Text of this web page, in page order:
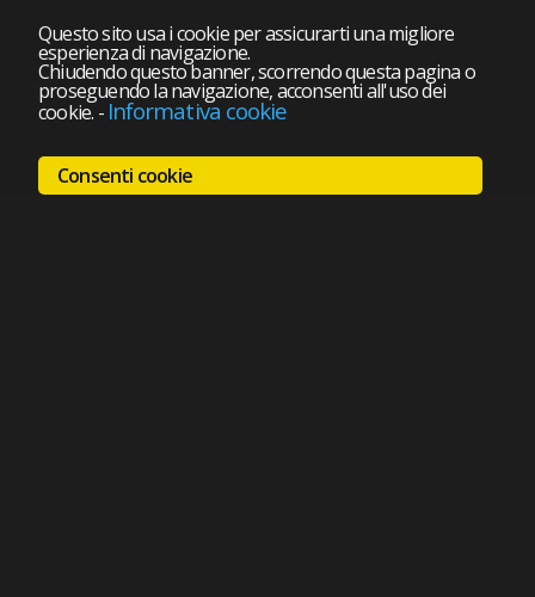
Questo sito usa i cookie per assicurarti una migliore
esperienza di navigazione.
Chiudendo questo banner, scorrendo questa pagina o
proseguendo la navigazione, acconsenti all'uso dei
cookie. - Informativa cookie
Consenti cookie